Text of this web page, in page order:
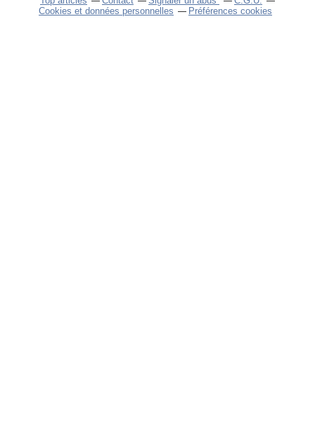
Cookies et données personnelles
Préférences cookies